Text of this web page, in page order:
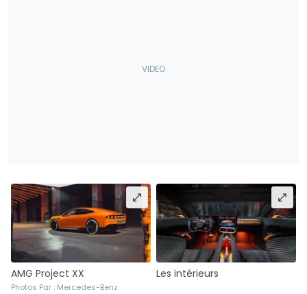
AMG Project XX
Photos Par : Mercedes-Benz
Les intérieurs